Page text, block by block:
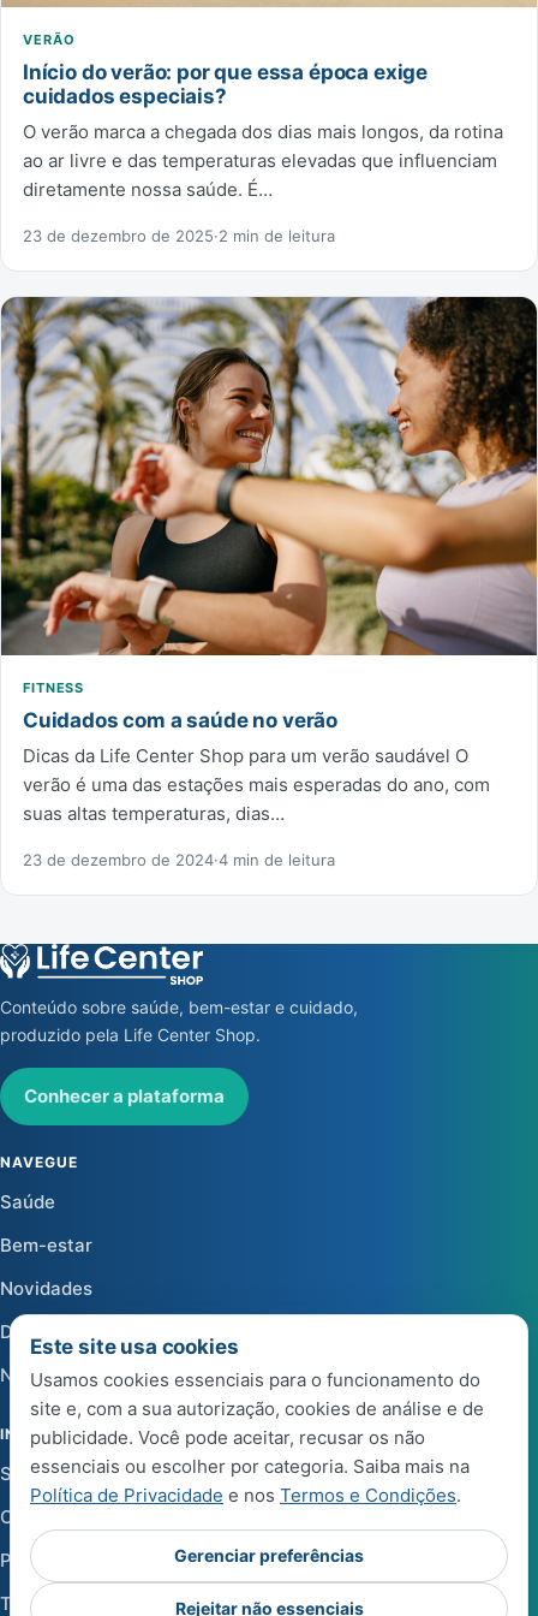
VERÃO
Início do verão: por que essa época exige
cuidados especiais?
O verão marca a chegada dos dias mais longos, da rotina
ao ar livre e das temperaturas elevadas que influenciam
diretamente nossa saúde. É…
23 de dezembro de 2025·2 min de leitura
FITNESS
Cuidados com a saúde no verão
Dicas da Life Center Shop para um verão saudável O
verão é uma das estações mais esperadas do ano, com
suas altas temperaturas, dias…
23 de dezembro de 2024·4 min de leitura
Conteúdo sobre saúde, bem-estar e cuidado,
produzido pela Life Center Shop.
Conhecer a plataforma
NAVEGUE
Saúde
Bem-estar
Novidades
Dicas
Notícias
INSTITUCIONAL
Sobre a Life Center Shop
Central de Ajuda
Política de Privacidade
Termos e Condições de Uso
Este site usa cookies
Usamos cookies essenciais para o funcionamento do
site e, com a sua autorização, cookies de análise e de
publicidade. Você pode aceitar, recusar os não
essenciais ou escolher por categoria. Saiba mais na
Política de Privacidade e nos Termos e Condições.
Gerenciar preferências
Rejeitar não essenciais